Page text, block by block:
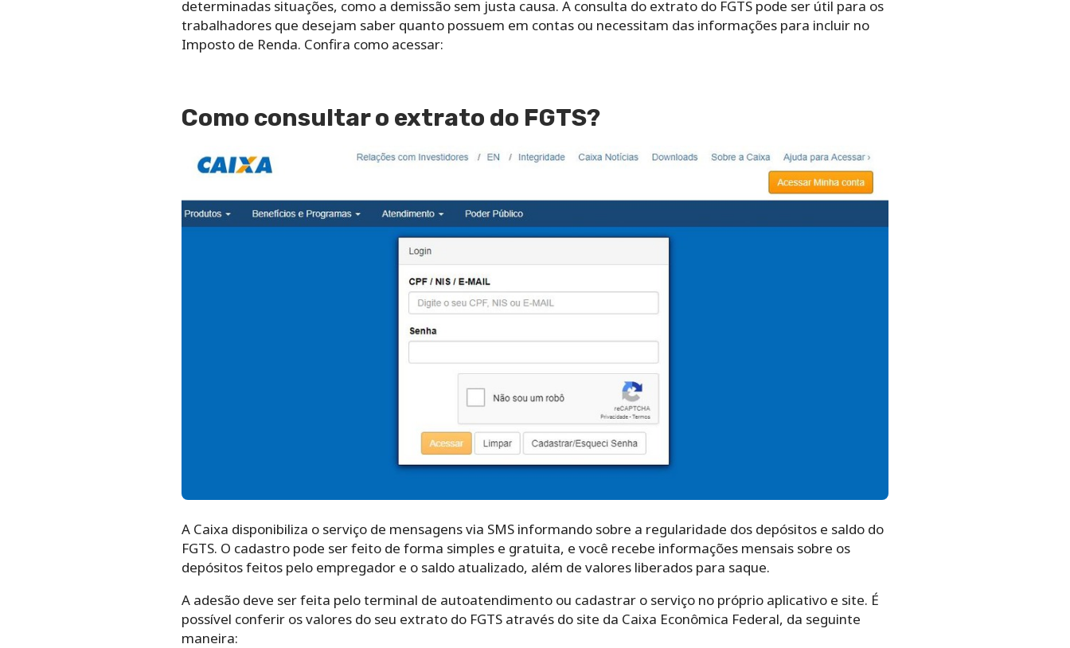
determinadas situações, como a demissão sem justa causa. A consulta do extrato do FGTS pode ser útil para os
trabalhadores que desejam saber quanto possuem em contas ou necessitam das informações para incluir no
Imposto de Renda. Confira como acessar:
Como consultar o extrato do FGTS?
A Caixa disponibiliza o serviço de mensagens via SMS informando sobre a regularidade dos depósitos e saldo do
FGTS. O cadastro pode ser feito de forma simples e gratuita, e você recebe informações mensais sobre os
depósitos feitos pelo empregador e o saldo atualizado, além de valores liberados para saque.
A adesão deve ser feita pelo terminal de autoatendimento ou cadastrar o serviço no próprio aplicativo e site. É
possível conferir os valores do seu extrato do FGTS através do site da Caixa Econômica Federal, da seguinte
maneira: